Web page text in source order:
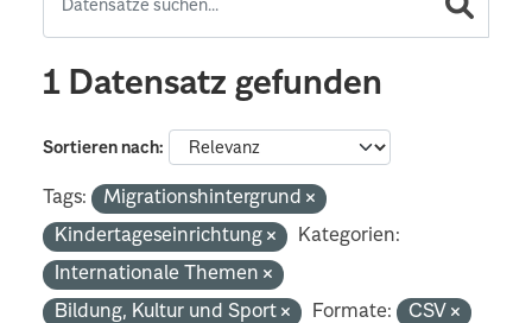
1 Datensatz gefunden
Sortieren nach
Tags:
Migrationshintergrund
Kindertageseinrichtung
Kategorien:
Internationale Themen
Bildung, Kultur und Sport
Formate:
CSV